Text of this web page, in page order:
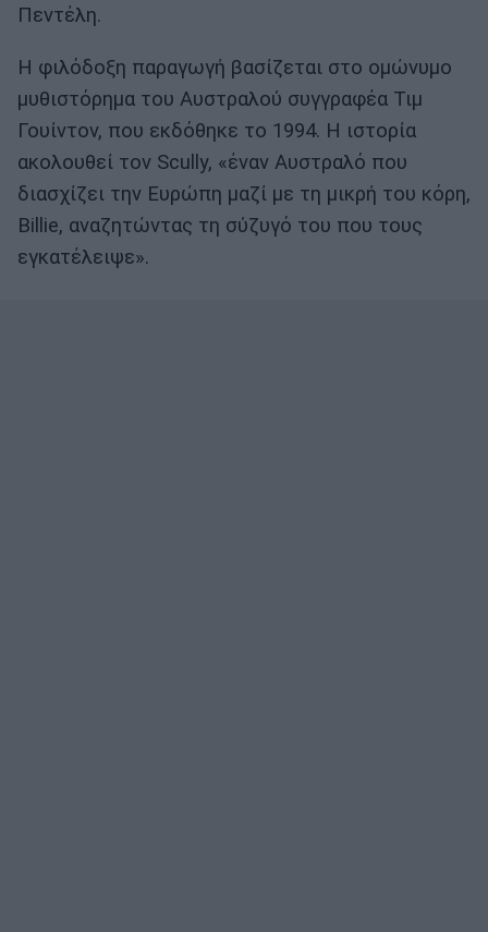
Πεντέλη.
Η φιλόδοξη παραγωγή βασίζεται στο ομώνυμο
μυθιστόρημα του Αυστραλού συγγραφέα Τιμ
Γουίντον, που εκδόθηκε το 1994. Η ιστορία
ακολουθεί τον Scully, «έναν Αυστραλό που
διασχίζει την Ευρώπη μαζί με τη μικρή του κόρη,
Billie, αναζητώντας τη σύζυγό του που τους
εγκατέλειψε».